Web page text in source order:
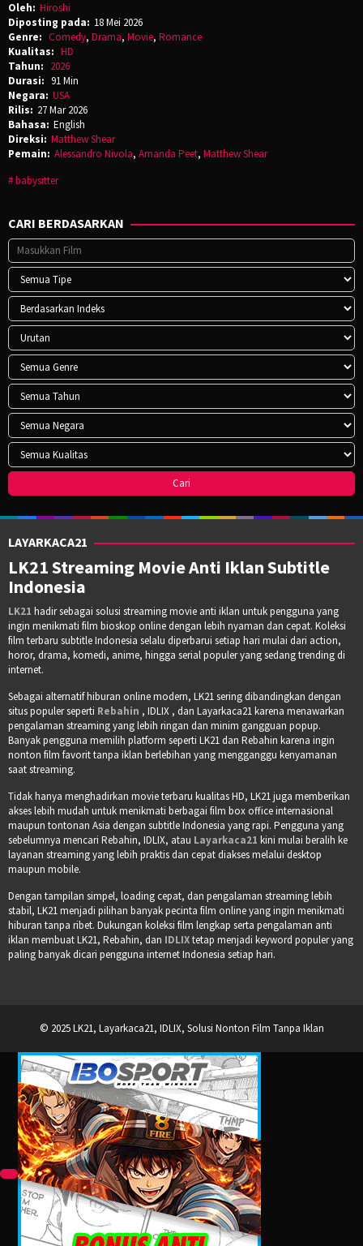
Oleh: Hiroshi
Diposting pada: 18 Mei 2026
Genre: Comedy, Drama, Movie, Romance
Kualitas: HD
Tahun: 2026
Durasi: 91 Min
Negara: USA
Rilis: 27 Mar 2026
Bahasa: English
Direksi: Matthew Shear
Pemain: Alessandro Nivola, Amanda Peet, Matthew Shear
babysitter
CARI BERDASARKAN
LAYARKACA21
LK21 Streaming Movie Anti Iklan Subtitle
Indonesia
LK21 hadir sebagai solusi streaming movie anti iklan untuk pengguna yang
ingin menikmati film bioskop online dengan lebih nyaman dan cepat. Koleksi
film terbaru subtitle Indonesia selalu diperbarui setiap hari mulai dari action,
horor, drama, komedi, anime, hingga serial populer yang sedang trending di
internet.
Sebagai alternatif hiburan online modern, LK21 sering dibandingkan dengan
situs populer seperti Rebahin , IDLIX , dan Layarkaca21 karena menawarkan
pengalaman streaming yang lebih ringan dan minim gangguan popup.
Banyak pengguna memilih platform seperti LK21 dan Rebahin karena ingin
nonton film favorit tanpa iklan berlebihan yang mengganggu kenyamanan
saat streaming.
Tidak hanya menghadirkan movie terbaru kualitas HD, LK21 juga memberikan
akses lebih mudah untuk menikmati berbagai film box office internasional
maupun tontonan Asia dengan subtitle Indonesia yang rapi. Pengguna yang
sebelumnya mencari Rebahin, IDLIX, atau Layarkaca21 kini mulai beralih ke
layanan streaming yang lebih praktis dan cepat diakses melalui desktop
maupun mobile.
Dengan tampilan simpel, loading cepat, dan pengalaman streaming lebih
stabil, LK21 menjadi pilihan banyak pecinta film online yang ingin menikmati
hiburan tanpa ribet. Dukungan koleksi film lengkap serta pengalaman anti
iklan membuat LK21, Rebahin, dan IDLIXtetap menjadi keyword populer yang
paling banyak dicari pengguna internet Indonesia setiap hari.
© 2025 LK21, Layarkaca21, IDLIX, Solusi Nonton Film Tanpa Iklan